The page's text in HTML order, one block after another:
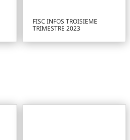
FISC INFOS TROISIEME
TRIMESTRE 2023